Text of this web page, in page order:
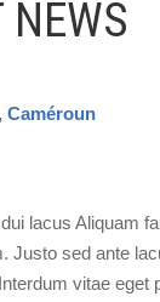
NEWS
Caméroun
lacus Aliquam
Justo sed ante
vitae eget